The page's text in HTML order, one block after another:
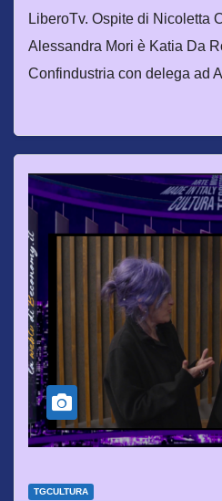
LiberoTv. Ospite di Nicoletta
Alessandra Mori è Katia Da
Confindustria con delega ad
TGCULTURA